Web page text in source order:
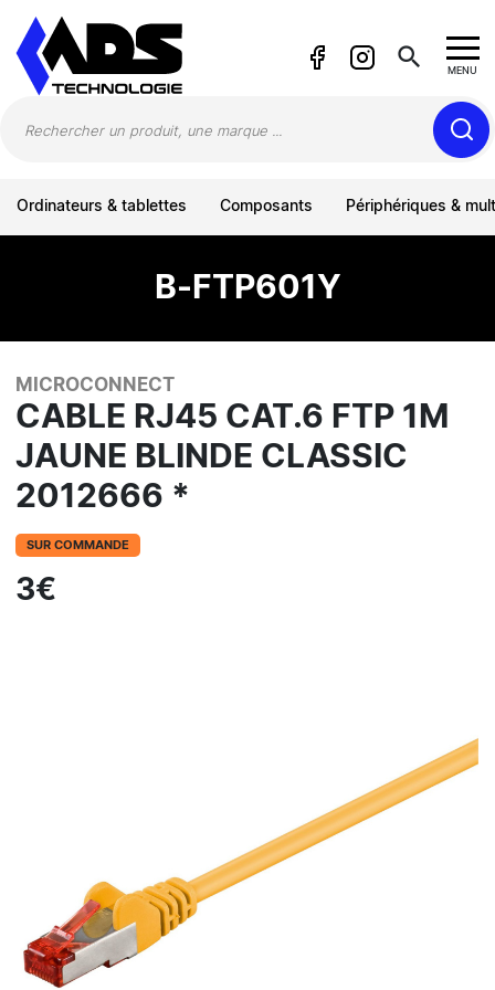
search MENU
Ordinateurs & tablettes Composants Périphériques &
B-FTP601Y
MICROCONNECT
CABLE RJ45 CAT.6 FTP 1M
JAUNE BLINDE CLASSIC
2012666 *
SUR COMMANDE
3€